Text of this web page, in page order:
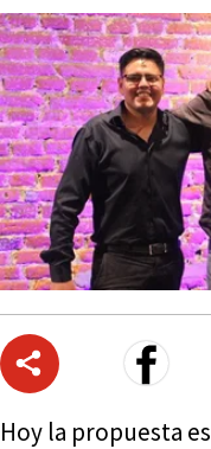
Hoy la propuesta